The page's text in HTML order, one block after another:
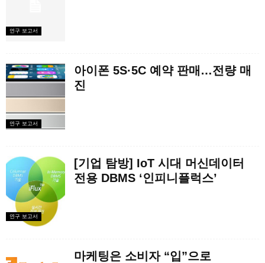
연구 보고서
연구 보고서
아이폰 5S·5C 예약 판매…전량 매
진
연구 보고서
[기업 탐방] IoT 시대 머신데이터
전용 DBMS ‘인피니플럭스’
마케팅은 소비자 “입”으로